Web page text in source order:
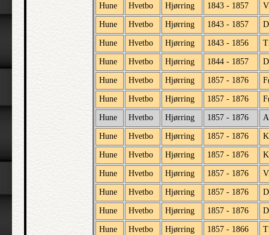
Hune Hvetbo Hjørring 1843 - 1857
Hune Hvetbo Hjørring 1843 - 1857
Hune Hvetbo Hjørring 1843 - 1856
Hune Hvetbo Hjørring 1844 - 1857
Hune Hvetbo Hjørring 1857 - 1876
Hune Hvetbo Hjørring 1857 - 1876
Hune Hvetbo Hjørring 1857 - 1876
Hune Hvetbo Hjørring 1857 - 1876
Hune Hvetbo Hjørring 1857 - 1876
Hune Hvetbo Hjørring 1857 - 1876
Hune Hvetbo Hjørring 1857 - 1876
Hune Hvetbo Hjørring 1857 - 1876
Hune Hvetbo Hjørring 1857 - 1866